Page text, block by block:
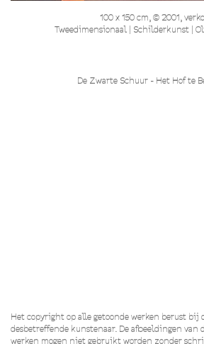
100 x 150 cm, © 2001,
Tweedimensionaal | Schilderkunst |
De Zwarte Schuur - Het Hof te
Het copyright op alle getoonde werken berust bij
desbetreffende kunstenaar. De afbeeldingen van
werken mogen niet gebruikt worden zonder